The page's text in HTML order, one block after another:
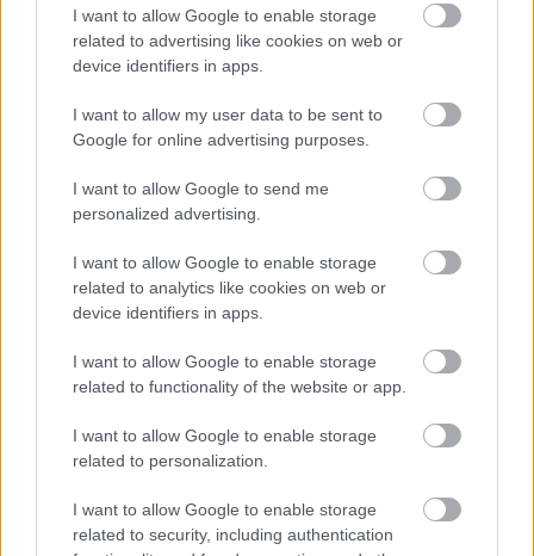
I want to allow Google to enable storage
related to advertising like cookies on web or
device identifiers in apps.
I want to allow my user data to be sent to
Google for online advertising purposes.
I want to allow Google to send me
personalized advertising.
I want to allow Google to enable storage
related to analytics like cookies on web or
device identifiers in apps.
I want to allow Google to enable storage
related to functionality of the website or app.
I want to allow Google to enable storage
related to personalization.
I want to allow Google to enable storage
related to security, including authentication
Már látható jelei vannak az autópálya
bővítésének (GALÉRIA)
A titkosított platformokat használó bűnözők is